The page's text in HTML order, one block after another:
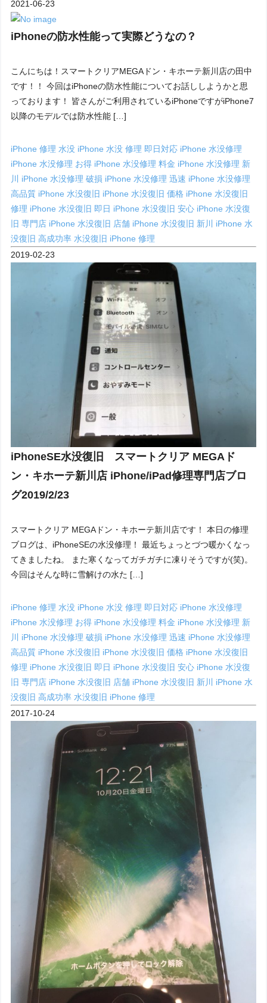
2021-06-23
iPhoneの防水性能って実際どうなの？
こんにちは！スマートクリアMEGAドン・キホーテ新川店の田中
です！！ 今回はiPhoneの防水性能についてお話ししようかと思
っております！ 皆さんがご利用されているiPhoneですがiPhone7
以降のモデルでは防水性能 […]
iPhone 修理 水没 iPhone 水没 修理 即日対応 iPhone 水没修理
iPhone 水没修理 お得 iPhone 水没修理 料金 iPhone 水没修理 新
川 iPhone 水没修理 破損 iPhone 水没修理 迅速 iPhone 水没修理
高品質 iPhone 水没復旧 iPhone 水没復旧 価格 iPhone 水没復旧
修理 iPhone 水没復旧 即日 iPhone 水没復旧 安心 iPhone 水没復
旧 専門店 iPhone 水没復旧 店舗 iPhone 水没復旧 新川 iPhone 水
没復旧 高成功率 水没復旧 iPhone 修理
2019-02-23
iPhoneSE水没復旧 スマートクリア MEGAド
ン・キホーテ新川店 iPhone/iPad修理専門店ブロ
グ2019/2/23
スマートクリア MEGAドン・キホーテ新川店です！ 本日の修理
ブログは、iPhoneSEの水没修理！ 最近ちょっとづつ暖かくなっ
てきましたね。 また寒くなってガチガチに凍りそうですが(笑)。
今回はそんな時に雪解けの水た […]
iPhone 修理 水没 iPhone 水没 修理 即日対応 iPhone 水没修理
iPhone 水没修理 お得 iPhone 水没修理 料金 iPhone 水没修理 新
川 iPhone 水没修理 破損 iPhone 水没修理 迅速 iPhone 水没修理
高品質 iPhone 水没復旧 iPhone 水没復旧 価格 iPhone 水没復旧
修理 iPhone 水没復旧 即日 iPhone 水没復旧 安心 iPhone 水没復
旧 専門店 iPhone 水没復旧 店舗 iPhone 水没復旧 新川 iPhone 水
没復旧 高成功率 水没復旧 iPhone 修理
2017-10-24